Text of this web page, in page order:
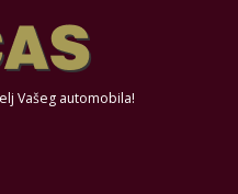
Vašeg automobila!